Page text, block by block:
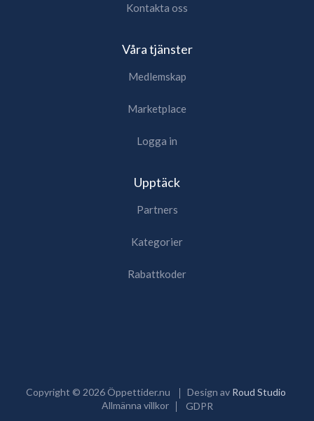
Kontakta oss
Våra tjänster
Medlemskap
Marketplace
Logga in
Upptäck
Partners
Kategorier
Rabattkoder
Copyright © 2026Öppettider.nu Design av Roud Studio
Allmänna villkor
GDPR